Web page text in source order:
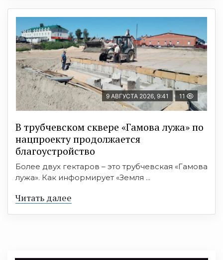
9 АВГУСТА 2026, 9:41 11
В трубчевском сквере «Гамова лужа» по
нацпроекту продолжается
благоустройство
Более двух гектаров – это трубчевская «Гамова
лужа». Как информирует «Земля ...
Читать далее